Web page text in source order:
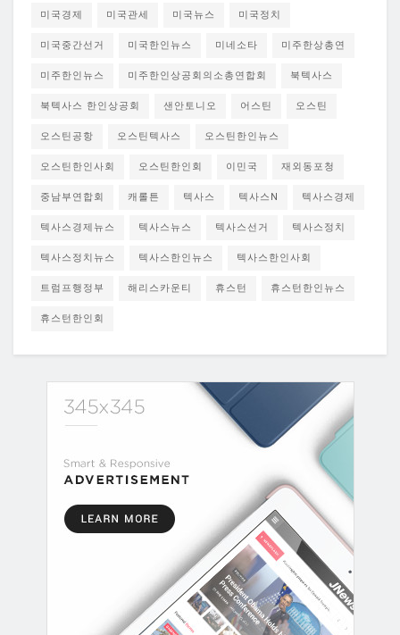
미국경제 미국관세 미국뉴스 미국정치
미국중간선거 미국한인뉴스 미네소타 미주한상총연
미주한인뉴스 미주한인상공회의소총연합회 북텍사스
북텍사스 한인상공회 샌안토니오 어스틴 오스틴
오스틴공항 오스틴텍사스 오스틴한인뉴스
오스틴한인사회 오스틴한인회 이민국 재외동포청
중남부연합회 캐롤튼 텍사스 텍사스N 텍사스경제
텍사스경제뉴스 텍사스뉴스 텍사스선거 텍사스정치
텍사스정치뉴스 텍사스한인뉴스 텍사스한인사회
트럼프행정부 해리스카운티 휴스턴 휴스턴한인뉴스
휴스턴한인회